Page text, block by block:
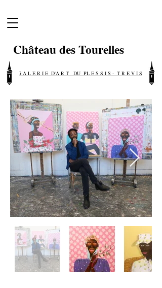
Château des Tourelles
G A L E R I E D'A R T DU PL E S S I S - T R E V I S E